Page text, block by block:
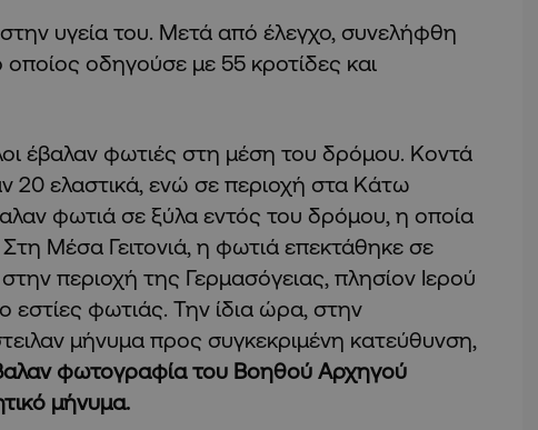
υγεία του. Μετά από έλεγχο, συνελήφθη
οδηγούσε με 55 κροτίδες και
έβαλαν φωτιές στη μέση του δρόμου. Κοντά
20 ελαστικά, ενώ σε περιοχή στα Κάτω
φωτιά σε ξύλα εντός του δρόμου, η οποία
Μέσα Γειτονιά, η φωτιά επεκτάθηκε σε
περιοχή της Γερμασόγειας, πλησίον Ιερού
εστίες φωτιάς. Την ίδια ώρα, στην
μήνυμα προς συγκεκριμένη κατεύθυνση,
φωτογραφία του Βοηθού Αρχηγού
μήνυμα.